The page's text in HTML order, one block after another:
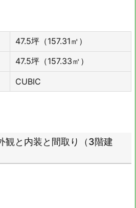
47.5坪（157.31㎡）
47.5坪（157.33㎡）
CUBIC
観と内装と間取り（3階建